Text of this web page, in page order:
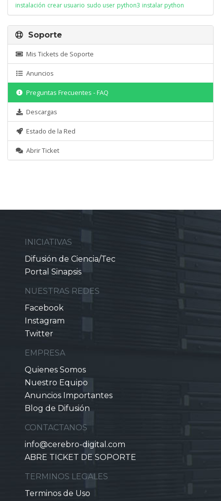
instalación crear usuario sudo user python3 instalar python
Soporte
Mis Tickets de Soporte
Anuncios
Preguntas Frecuentes - FAQ
Descargas
Estado de la Red
Abrir Ticket
INICIATIVAS
Difusión de Ciencia/Tec
Portal Sinapsis
NUESTRAS REDES
Facebook
Instagram
Twitter
EMPRESA
Quienes Somos
Nuestro Equipo
Anuncios Importantes
Blog de Difusión
CONTACTANOS
info@cerebro-digital.com
ABRE TICKET DE SOPORTE
TERMINOS LEGALES
Terminos de Uso